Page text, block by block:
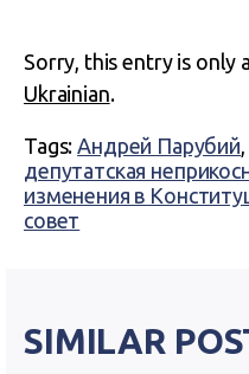
Sorry, this entry is only
Ukrainian.
Tags:Андрей Парубий,
депутатская
изменения в
совет
SIMILAR